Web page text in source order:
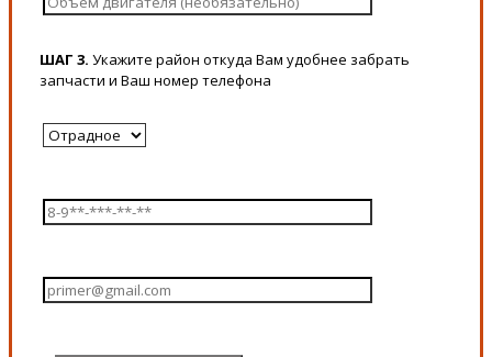
ШАГ 3. Укажите район откуда Вам удобнее забрать
запчасти и Ваш номер телефона